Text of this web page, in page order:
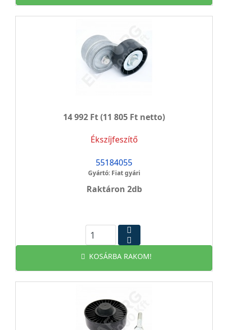
14 992 Ft(11 805 Ft netto)
Ékszíjfeszítő
55184055
Gyártó: Fiat gyári
Raktáron 2db
KOSÁRBA RAKOM!